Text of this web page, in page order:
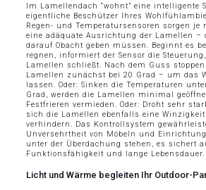
Im Lamellendach “wohnt” eine intelligente
eigentliche Beschützer Ihres
Regen- und Temperatursensoren sorgen je
eine adäquate Ausrichtung der Lamellen –
darauf Obacht geben müssen. Beginnt es
regnen, informiert der Sensor die
Lamellen schließt. Nach dem Guss
Lamellen zunächst bei 20 Grad – um das
lassen. Oder: Sinken die Temperaturen
Grad, werden die Lamellen minimal
Festfrieren vermieden. Oder: Droht sehr
sich die Lamellen ebenfalls eine
verhindern. Das Kontrollsystem
Unversehrtheit von Möbeln und
unter der Überdachung stehen, es sichert
Funktionsfähigkeit und lange Lebensdauer.
Licht und Wärme begleiten Ihr Outdoor-